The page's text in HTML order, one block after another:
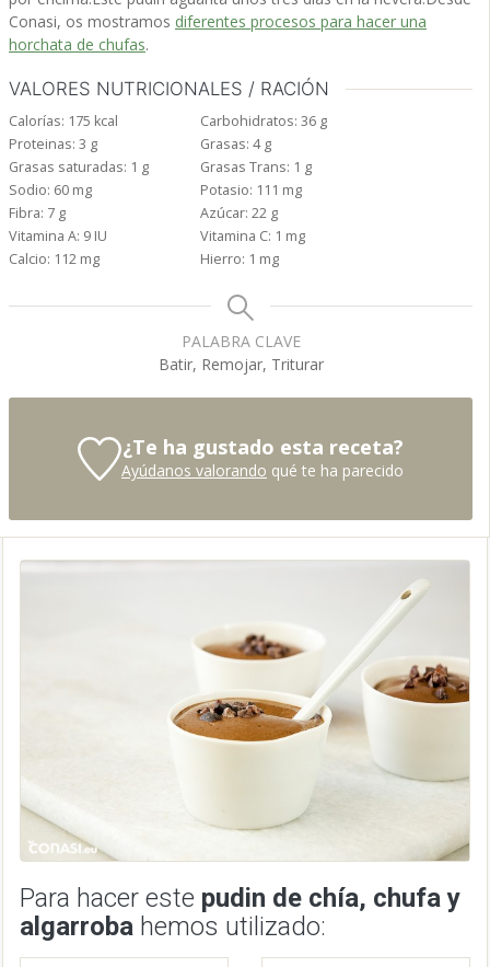
Conasi, os mostramos diferentes procesos para hacer una
horchata de chufas.
VALORES NUTRICIONALES / RACIÓN
Calorías: 175 kcal Carbohidratos: 36 g
Proteinas: 3 g Grasas: 4 g
Grasas saturadas: 1 g Grasas Trans: 1 g
Sodio: 60 mg Potasio: 111 mg
Fibra: 7 g Azúcar: 22 g
Vitamina A: 9 IU Vitamina C: 1 mg
Calcio: 112 mg Hierro: 1 mg
PALABRA CLAVE
Batir, Remojar, Triturar
¿Te ha gustado esta receta?
Ayúdanos valorando qué te ha parecido
Para hacer este pudin de chía, chufa y
algarroba hemos utilizado: